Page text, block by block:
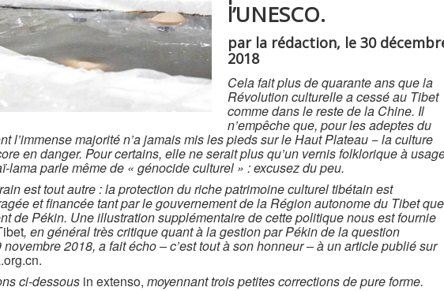
l’UNESCO.
par la rédaction, le 30
2018
Cela fait plus de quarante ans que la
Révolution culturelle a cessé au Tibet
comme dans le reste de la Chine. Il
n’empêche que, pour les adeptes du
l’immense majorité n’a jamais mis les pieds sur le Haut Plateau − la culture
en danger. Pour certains, elle ne serait plus qu’un vernis folklorique à
lama parle même de « génocide culturel » : excusez du peu.
est tout autre : la protection du riche patrimoine culturel tibétain est
et financée tant par le gouvernement de la Région autonome du Tibet que
de Pékin. Une illustration supplémentaire de cette politique nous est fournie
, en général très critique quant à la gestion par Pékin de la question
2018, a fait écho – c’est tout à son honneur – à un article publié sur
ci-dessous in extenso, moyennant trois petites corrections de pure forme.